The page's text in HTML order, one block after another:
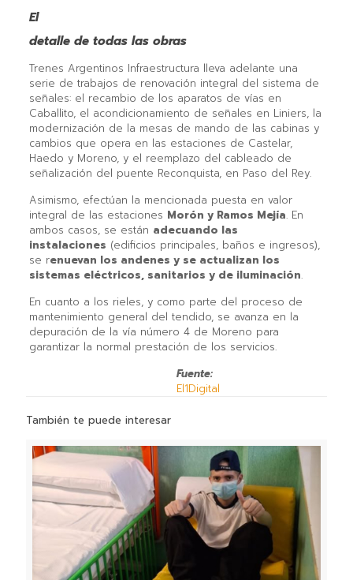
El
detalle de todas las obras
Trenes Argentinos Infraestructura lleva adelante una
serie de trabajos de renovación integral del sistema de
señales: el recambio de los aparatos de vías en
Caballito, el acondicionamiento de señales en Liniers, la
modernización de la mesas de mando de las cabinas y
cambios que opera en las estaciones de Castelar,
Haedo y Moreno, y el reemplazo del cableado de
señalización del puente Reconquista, en Paso del Rey.
Asimismo, efectúan la mencionada puesta en valor
integral de las estaciones Morón y Ramos Mejía. En
ambos casos, se están adecuando las
instalaciones (edificios principales, baños e ingresos),
se renuevan los andenes y se actualizan los
sistemas eléctricos, sanitarios y de iluminación.
En cuanto a los rieles, y como parte del proceso de
mantenimiento general del tendido, se avanza en la
depuración de la vía número 4 de Moreno para
garantizar la normal prestación de los servicios.
Fuente:
El1Digital
También te puede interesar